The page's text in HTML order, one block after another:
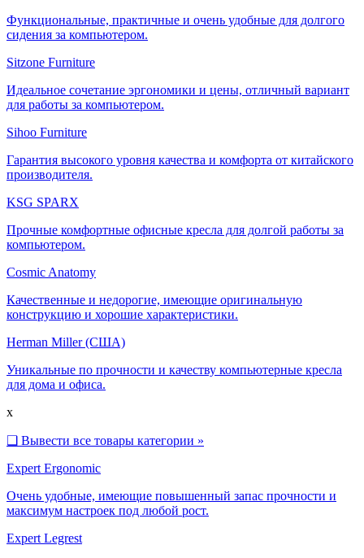
Функциональные, практичные и очень удобные для долгого
сидения за компьютером.
Sitzone Furniture
Идеальное сочетание эргономики и цены, отличный вариант
для работы за компьютером.
Sihoo Furniture
Гарантия высокого уровня качества и комфорта от китайского
производителя.
KSG SPARX
Прочные комфортные офисные кресла для долгой работы за
компьютером.
Cosmic Anatomy
Качественные и недорогие, имеющие оригинальную
конструкцию и хорошие характеристики.
Herman Miller (США)
Уникальные по прочности и качеству компьютерные кресла
для дома и офиса.
x
❑ Вывести все товары категории »
Expert Ergonomic
Очень удобные, имеющие повышенный запас прочности и
максимум настроек под любой рост.
Expert Legrest